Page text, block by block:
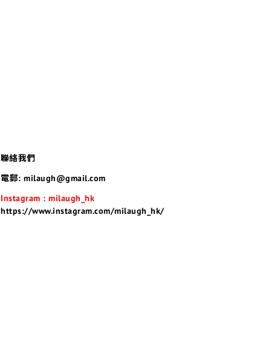
聯絡我們
電郵: milaugh@gmail.com
Instagram : milaugh_hk
https://www.instagram.com/milaugh_hk/